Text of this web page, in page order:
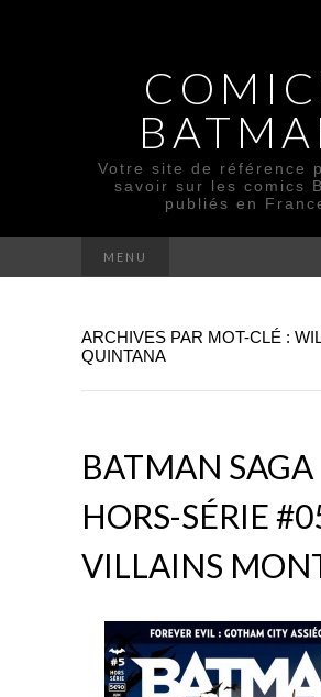
Votre site de référence
savoir sur les comics
publiés en
MENU
ARCHIVES PAR MOT-CLÉ :
QUINTANA
BATMAN SAGA
HORS-SÉRIE
VILLAINS